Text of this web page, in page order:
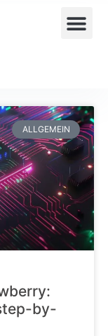
ALLGEMEIN
by-